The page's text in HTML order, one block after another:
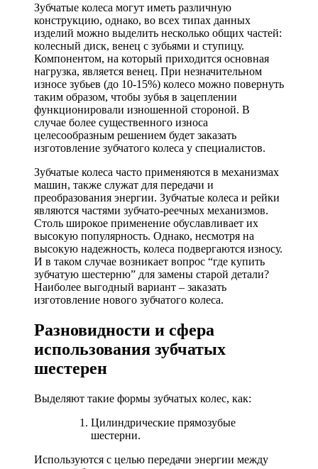
Зубчатые колеса могут иметь различную
конструкцию, однако, во всех типах данных
изделий можно выделить несколько общих частей:
колесный диск, венец с зубьями и ступицу.
Компонентом, на который приходится основная
нагрузка, является венец. При незначительном
износе зубьев (до 10-15%) колесо можно повернуть
таким образом, чтобы зубья в зацеплении
функционировали изношенной стороной. В
случае более существенного износа
целесообразным решением будет заказать
изготовление зубчатого колеса у специалистов.
Зубчатые колеса часто применяются в механизмах
машин, также служат для передачи и
преобразования энергии. Зубчатые колеса и рейки
являются частями зубчато-реечных механизмов.
Столь широкое применение обуславливает их
высокую популярность. Однако, несмотря на
высокую надежность, колеса подвергаются износу.
И в таком случае возникает вопрос “где купить
зубчатую шестерню” для замены старой детали?
Наиболее выгодный вариант – заказать
изготовление нового зубчатого колеса.
Разновидности и сфера
использования зубчатых
шестерен
Выделяют такие формы зубчатых колес, как:
Цилиндрические прямозубые
шестерни.
Используются с целью передачи энергии между